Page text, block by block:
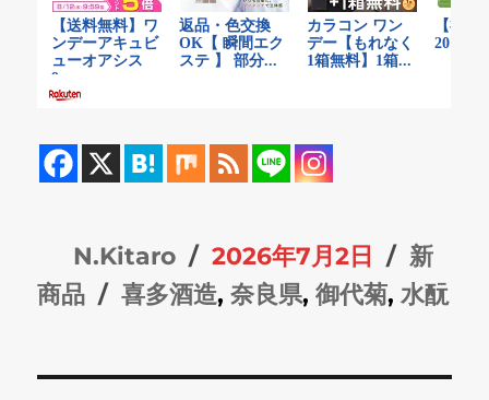
投
稿
N.Kitaro
投
稿
2026年7月2日
カ
テ
リ
新
商品
タ
喜多酒造,奈良県,御代菊,水酛